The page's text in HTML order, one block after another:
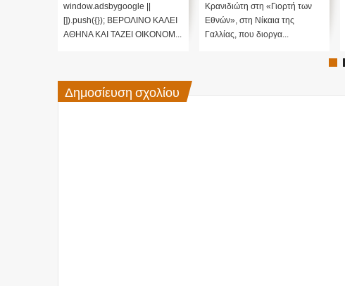
window.adsbygoogle ||
[]).push({}); ΒΕΡΟΛΙΝΟ ΚΑΛΕΙ
ΑΘΗΝΑ ΚΑΙ ΤΑΖΕΙ ΟΙΚΟΝΟΜ...
Κρανιδιώτη στη «Γιορτή των
Εθνών», στη Νίκαια της
Γαλλίας, που διοργα...
Δημοσίευση σχολίου